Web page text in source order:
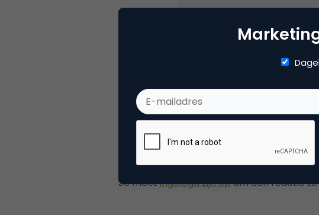
Tags social media
Plaats reactie
Je moetingelogd zijn opom een reactie te